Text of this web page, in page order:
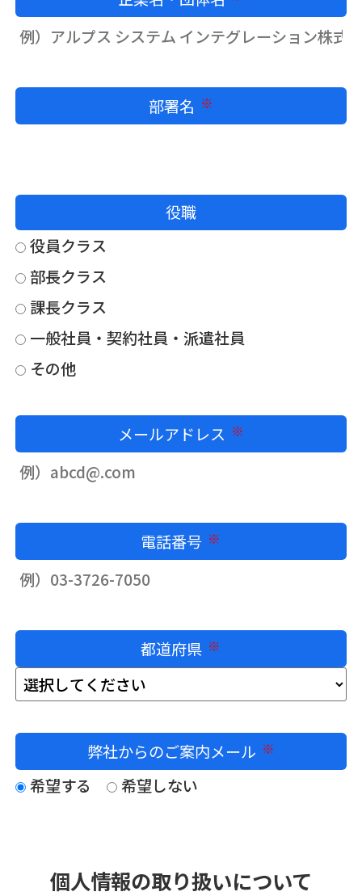
部署名
役職
役員クラス
部長クラス
課長クラス
一般社員・契約社員・派遣社員
その他
メールアドレス
電話番号
都道府県
弊社からのご案内メール
希望する 希望しない
個人情報の取り扱いについて